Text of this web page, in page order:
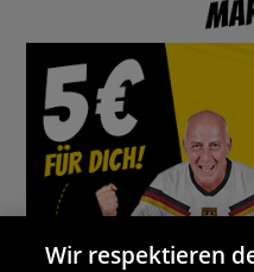
Wir respektieren